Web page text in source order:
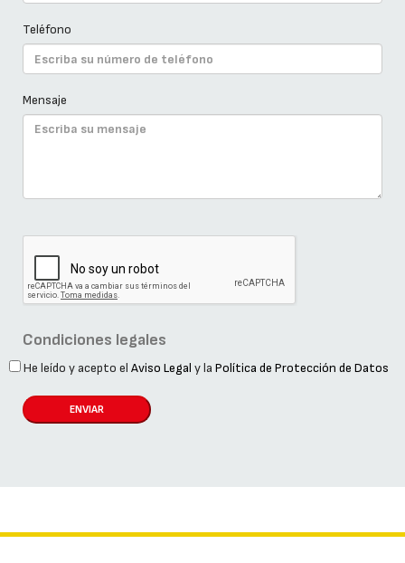
Teléfono
Mensaje
Condiciones legales
He leído y acepto el Aviso Legal y la Política de Protección de Datos
ENVIAR